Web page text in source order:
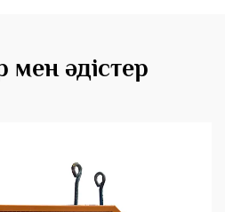
мен әдістер